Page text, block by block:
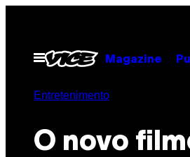
contentOpen
Menu
Magazine
Entretenimento
O novo